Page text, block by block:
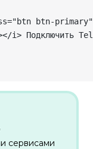
btn-
i> Подключить
сервисами